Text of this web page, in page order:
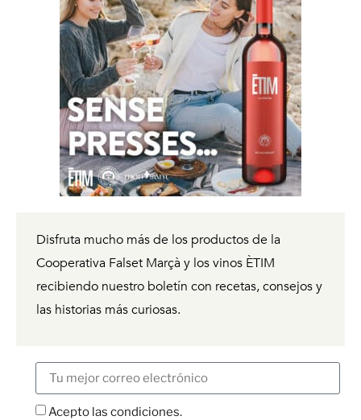
Disfruta mucho más de los productos de la
Cooperativa Falset Marçà y los vinos ÈTIM
recibiendo nuestro boletín con recetas, consejos y
las historias más curiosas.
Acepto las condiciones.